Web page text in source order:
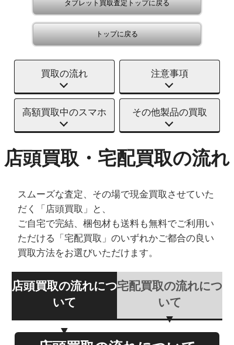
タブレット買取査定トップに戻る
トップに戻る
買取の流れ 注意事項
高額買取中のスマホ その他製品の買取
店頭買取・宅配買取の流れ
スムーズな査定、その場で現金買取させていた
だく「店頭買取」と、
ご自宅で完結、梱包材も送料も無料でご利用い
ただける「宅配買取」のいずれかご都合の良い
買取方法をお選びいただけます。
店頭買取の流れにつ
いて
宅配買取の流れにつ
いて